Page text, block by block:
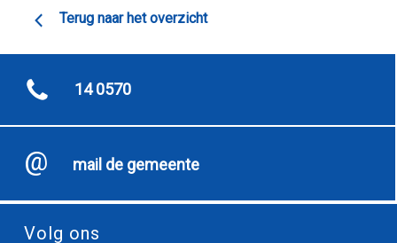
Terug naar het overzicht
14 0570
mail de gemeente
Volg ons